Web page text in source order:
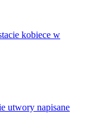
kobiece w
utwory napisane